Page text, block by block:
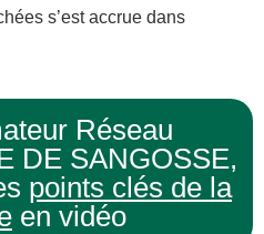
s’est accrue dans
Réseau
DE SANGOSSE,
points clés de la
en vidéo